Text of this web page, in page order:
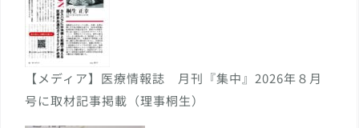
【メディア】医療情報誌 月刊『集中』2026年８月
号に取材記事掲載（理事桐生）